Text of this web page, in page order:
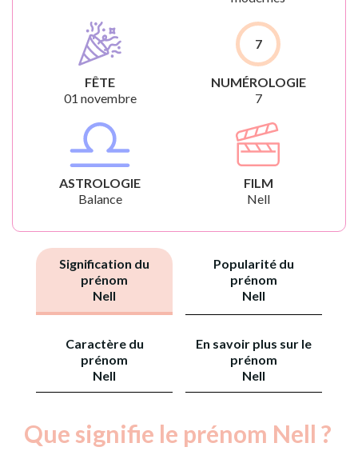
FÊTE
01 novembre
7
NUMÉROLOGIE
7
ASTROLOGIE
Balance
FILM
Nell
Signification du
prénom
Nell
Popularité du
prénom
Nell
Caractère du
prénom
Nell
En savoir plus sur le
prénom
Nell
Que signifie le prénom Nell ?